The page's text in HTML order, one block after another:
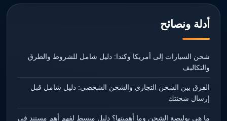
أدلة ونصائح
شحن السيارات إلى أمريكا وكندا: دليل شامل للشروط والطرق
والتكاليف
الفرق بين الشحن التجاري والشحن الشخصي: دليل شامل قبل
إرسال شحنتك
ما هي بوليصة الشحن وما أهميتها؟ دليل مبسط لفهم أهم مستند في